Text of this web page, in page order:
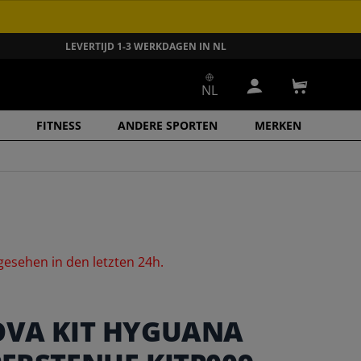
LEVERTIJD 1-3 WERKDAGEN IN NL
FITNESS ANDERE SPORTEN MERKEN
NL Inloggen
in den letzten24h.
KIT HYGUANA